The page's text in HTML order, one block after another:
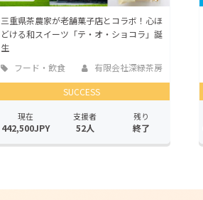
三重県茶農家が老舗菓子店とコラボ！心ほ
どける和スイーツ「テ・オ・ショコラ」誕
生
フード・飲食
店
有限会社深緑茶房
SUCCESS
現在
442,500JPY
支援者
52人
残り
終了